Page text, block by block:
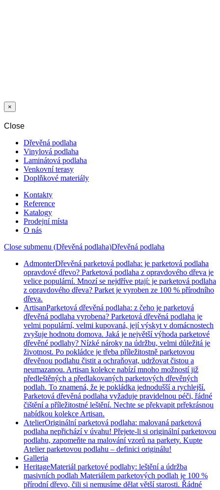
×
Close
Dřevěná podlaha
Vinylová podlaha
Laminátová podlaha
Venkovní terasy
Doplňkové materiály
Kontakty
Reference
Katalogy
Prodejní místa
O nás
Close submenu (Dřevěná podlaha)Dřevěná podlaha
AdmonterDřevěná parketová podlaha: je parketová podlaha
opravdové dřevo? Parketová podlaha z opravdového dřeva je
velice populární. Mnozí se nejdříve ptají: je parketová podlaha
z opravdového dřeva? Parket je vyroben ze 100 % přírodního
dřeva.
ArtisanParketová dřevěná podlaha: z čeho je parketová
dřevěná podlaha vyrobena? Parketová dřevěná podlaha je
velmi populární, velmi kupovaná, její výskyt v domácnostech
zvyšuje hodnotu domova. Jaká je největší výhoda parketové
dřevěné podlahy? Nízké nároky na údržbu, velmi důležitá je
životnost. Po pokládce je třeba příležitostně parketovou
dřevěnou podlahu čistit a ochraňovat, udržovat čistou a
neumazanou. Artisan kolekce nabízí mnoho možností již
předleštěných a předlakovaných parketových dřevěných
podlah. To znamená, že je pokládka jednodušší a rychlejší.
Parketová dřevěná podlaha vyžaduje pravidelnou péči, řádné
čištění a příležitostné leštění. Nechte se překvapit prřekrásnou
nabídkou kolekce Artisan.
AtelierOriginální parketová podlaha: malovaná parketová
podlaha nepřichází v úvahu! Přejete-li si originální parketovou
podlahu, zapomeňte na malování vzorů na parkety. Kupte
Atelier parketovou podlahu – definici originálu!
Galleria
HeritageMateriál parketové podlahy: leštění a údržba
masivních podlah Materiálem parketových podlah je 100 %
přírodní dřevo, čili si nemusíme dělat větší starosti. Řádné